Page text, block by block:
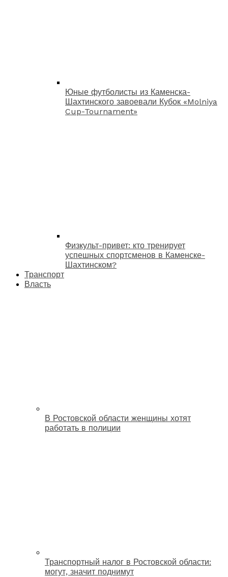
Юные футболисты из Каменска-
Шахтинского завоевали Кубок «Molniya
Cup-Tournament»
Физкульт-привет: кто тренирует
успешных спортсменов в Каменске-
Шахтинском?
Транспорт
Власть
В Ростовской области женщины хотят
работать в полиции
Транспортный налог в Ростовской области:
могут, значит поднимут